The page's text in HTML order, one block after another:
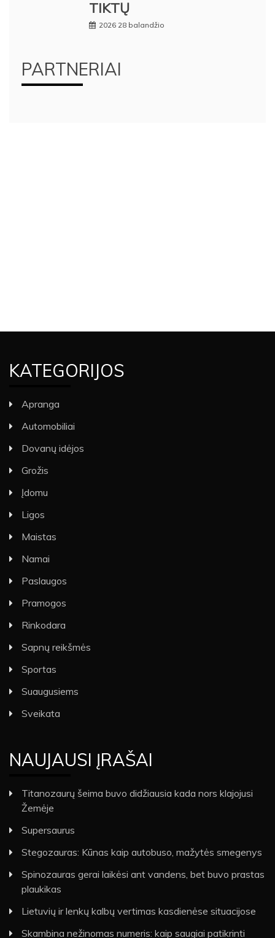
TIKTŲ
2026 28 balandžio
PARTNERIAI
KATEGORIJOS
Apranga
Automobiliai
Dovanų idėjos
Grožis
Įdomu
Ligos
Maistas
Namai
Paslaugos
Pramogos
Rinkodara
Sapnų reikšmės
Sportas
Suaugusiems
Sveikata
NAUJAUSI ĮRAŠAI
Titanozaurų šeima buvo didžiausia kada nors klajojusi
Žemėje
Supersaurus
Stegozauras: Kūnas kaip autobuso, mažytės smegenys
Spinozauras gerai laikėsi ant vandens, bet buvo prastas
plaukikas
Lietuvių ir lenkų kalbų vertimas kasdienėse situacijose
Skambina nežinomas numeris: kaip saugiai patikrinti